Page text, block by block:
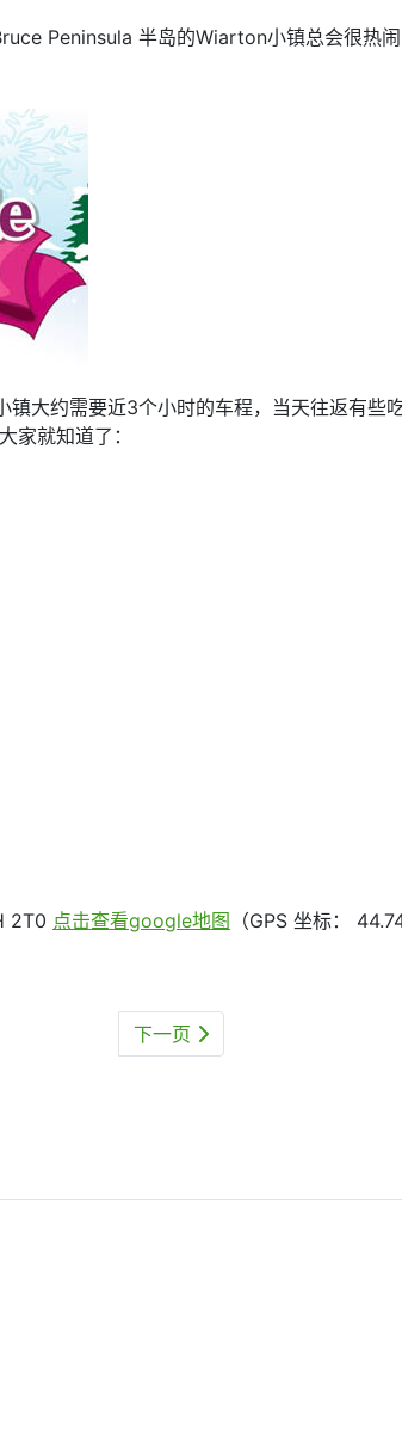
Peninsula 半岛的Wiarton小镇总会很热
大约需要近3个小时的车程，当天往返有些
就知道了：
2T0 点击查看google地图 （GPS 坐标：
下一页